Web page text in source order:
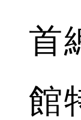
首
館